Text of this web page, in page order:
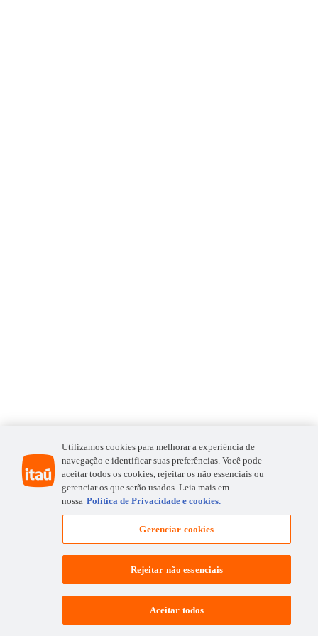
Utilizamos cookies para melhorar a experiência de
navegação e identificar suas preferências. Você pode
aceitar todos os cookies, rejeitar os não essenciais ou
gerenciar os que serão usados. Leia mais em
nossa Política de Privacidade e cookies.
Gerenciar cookies
Rejeitar não essenciais
Aceitar todos